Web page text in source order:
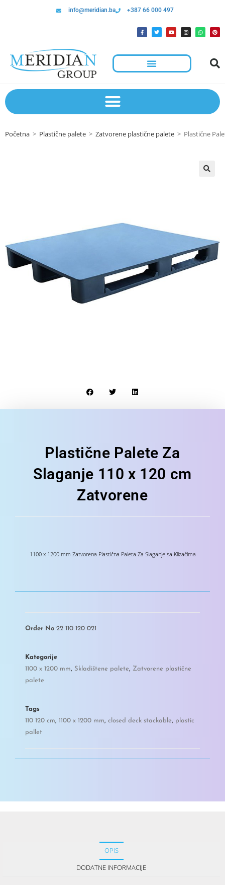
info@meridian.ba +387 66 000 497
Početna > Plastične palete > Zatvorene plastične palete > Plastične
Plastične Palete Za
Slaganje 110 x 120 cm
Zatvorene
1100 x 1200 mm Zatvorena Plastična Paleta Za Slaganje sa Klizačima
Order No 22 110 120 021
Kategorije
1100 x 1200 mm, Skladištene palete, Zatvorene plastične
palete
Tags
110 120 cm, 1100 x 1200 mm, closed deck stackable, plastic
pallet
OPIS
DODATNE INFORMACIJE